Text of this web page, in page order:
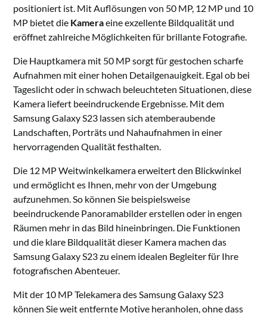
positioniert ist. Mit Auflösungen von 50 MP, 12 MP und 10
MP bietet die Kameraeine exzellente Bildqualität und
eröffnet zahlreiche Möglichkeiten für brillante Fotografie.
Die Hauptkamera mit 50 MP sorgt für gestochen scharfe
Aufnahmen mit einer hohen Detailgenauigkeit. Egal ob bei
Tageslicht oder in schwach beleuchteten Situationen, diese
Kamera liefert beeindruckende Ergebnisse. Mit dem
Samsung Galaxy S23 lassen sich atemberaubende
Landschaften, Porträts und Nahaufnahmen in einer
hervorragenden Qualität festhalten.
Die 12 MP Weitwinkelkamera erweitert den Blickwinkel
und ermöglicht es Ihnen, mehr von der Umgebung
aufzunehmen. So können Sie beispielsweise
beeindruckende Panoramabilder erstellen oder in engen
Räumen mehr in das Bild hineinbringen. Die Funktionen
und die klare Bildqualität dieser Kamera machen das
Samsung Galaxy S23 zu einem idealen Begleiter für Ihre
fotografischen Abenteuer.
Mit der 10 MP Telekamera des Samsung Galaxy S23
können Sie weit entfernte Motive heranholen, ohne dass